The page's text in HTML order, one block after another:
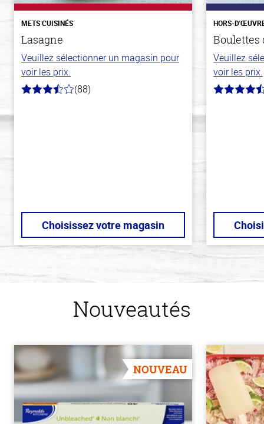
METS CUISINÉS
Lasagne
Veuillez sélectionner un magasin pour
voir les prix.
3.8
(88)
Choisissez votre magasin
HORS-
Boulettes
Veuillez
voir les prix.
4.6
Nouveautés
NOUVEAU